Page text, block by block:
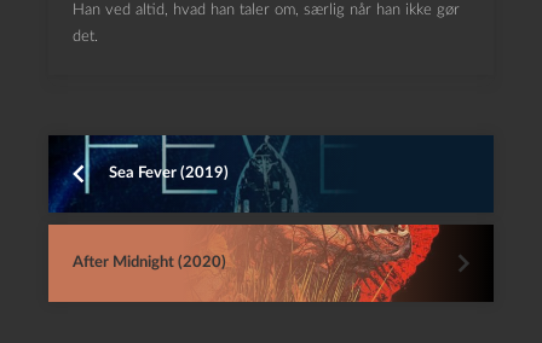
Han ved altid, hvad han taler om, særlig når han ikke gør
det.
Sea Fever (2019)
After Midnight (2020)